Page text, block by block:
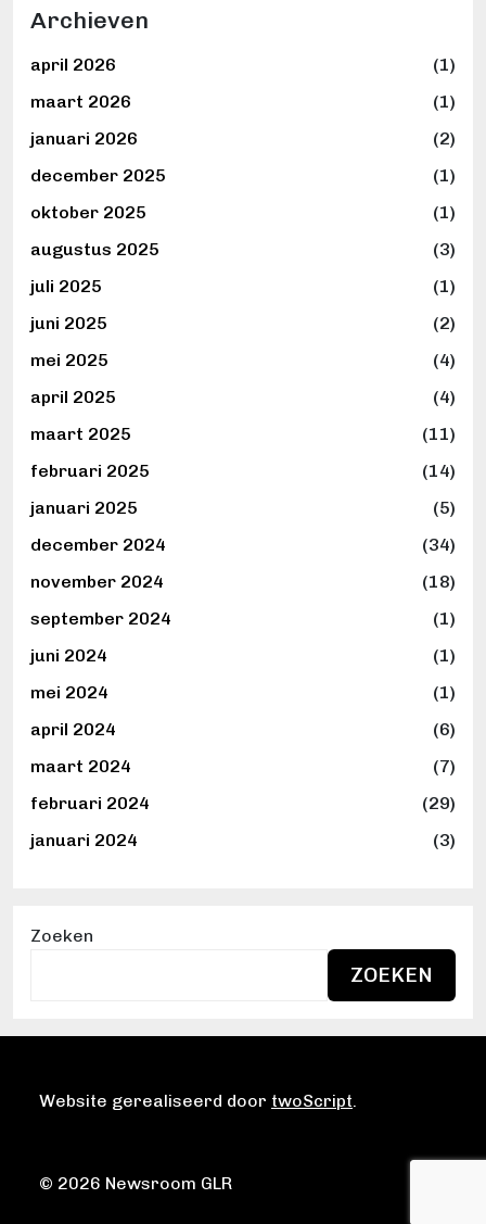
Archieven
april 2026
(1)
maart 2026
(1)
januari 2026
(2)
december 2025
(1)
oktober 2025
(1)
augustus 2025
(3)
juli 2025
(1)
juni 2025
(2)
mei 2025
(4)
april 2025
(4)
maart 2025
(11)
februari 2025
(14)
januari 2025
(5)
december 2024
(34)
november 2024
(18)
september 2024
(1)
juni 2024
(1)
mei 2024
(1)
april 2024
(6)
maart 2024
(7)
februari 2024
(29)
januari 2024
(3)
Zoeken
ZOEKEN
© 2026 Newsroom GLR
Website gerealiseerd door twoScript.